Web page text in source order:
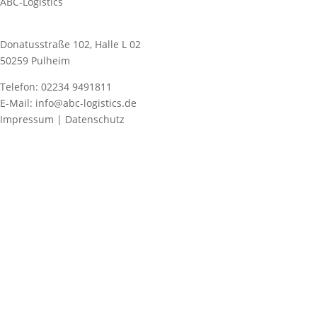
Donatusstraße 102, Halle L 02
50259 Pulheim
Telefon: 02234 9491811
E-Mail: info@abc-logistics.de
Impressum | Datenschutz